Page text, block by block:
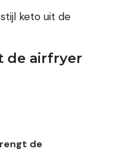
keto uit de
de airfryer
de